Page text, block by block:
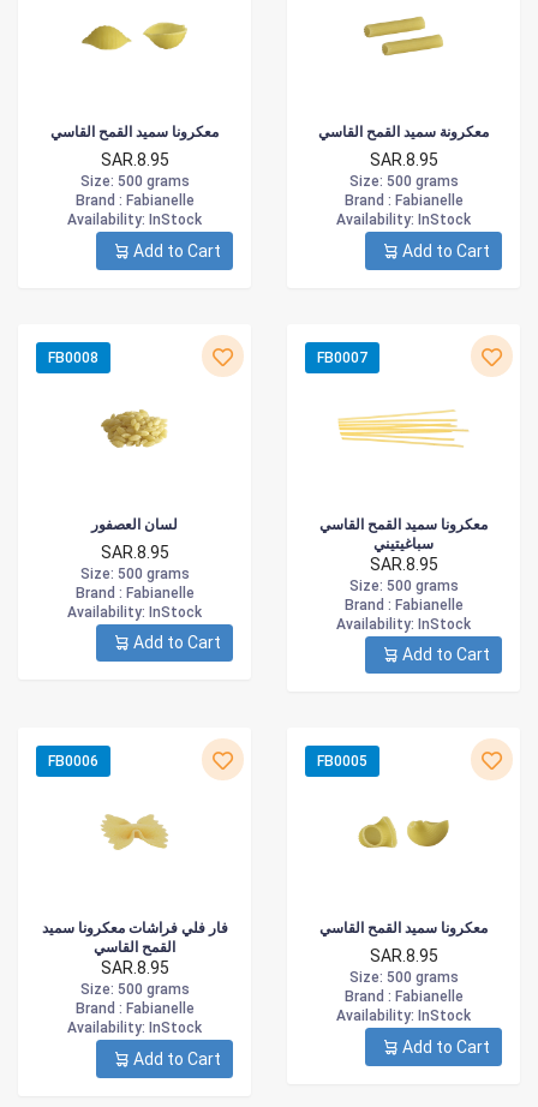
معكرونا سميد القمح القاسي
SAR.8.95
Size: 500 grams
Brand : Fabianelle
Availability: InStock
Add to Cart
معكرونة سميد القمح القاسي
SAR.8.95
Size: 500 grams
Brand : Fabianelle
Availability: InStock
Add to Cart
FB0008
لسان العصفور
SAR.8.95
Size: 500 grams
Brand : Fabianelle
Availability: InStock
Add to Cart
FB0007
معكرونا سميد القمح القاسي
سباغيتيني
SAR.8.95
Size: 500 grams
Brand : Fabianelle
Availability: InStock
Add to Cart
FB0006
فار فلي فراشات معكرونا سميد
القمح القاسي
SAR.8.95
Size: 500 grams
Brand : Fabianelle
Availability: InStock
Add to Cart
FB0005
معكرونا سميد القمح القاسي
SAR.8.95
Size: 500 grams
Brand : Fabianelle
Availability: InStock
Add to Cart